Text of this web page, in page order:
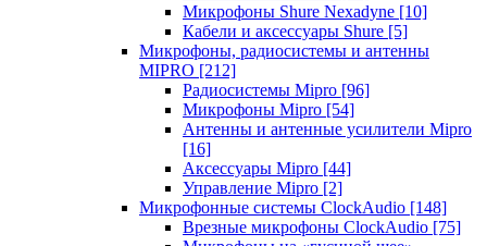
Микрофоны Shure Nexadyne [10]
Кабели и аксессуары Shure [5]
Микрофоны, радиосистемы и антенны
MIPRO [212]
Радиосистемы Mipro [96]
Микрофоны Mipro [54]
Антенны и антенные усилители Mipro
[16]
Аксессуары Mipro [44]
Управление Mipro [2]
Микрофонные системы ClockAudio [148]
Врезные микрофоны ClockAudio [75]